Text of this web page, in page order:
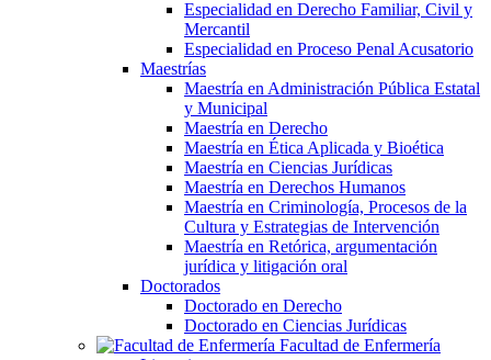
Especialidad en Derecho Familiar, Civil y
Mercantil
Especialidad en Proceso Penal Acusatorio
Maestrías
Maestría en Administración Pública Estatal
y Municipal
Maestría en Derecho
Maestría en Ética Aplicada y Bioética
Maestría en Ciencias Jurídicas
Maestría en Derechos Humanos
Maestría en Criminología, Procesos de la
Cultura y Estrategias de Intervención
Maestría en Retórica, argumentación
jurídica y litigación oral
Doctorados
Doctorado en Derecho
Doctorado en Ciencias Jurídicas
Facultad de Enfermería